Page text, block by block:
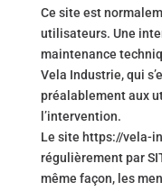
Ce site est
utilisateurs. Une
maintenance
Vela Industrie, qui
préalablement aux
l’intervention.
Le site https://vela-
régulièrement par
même façon, les